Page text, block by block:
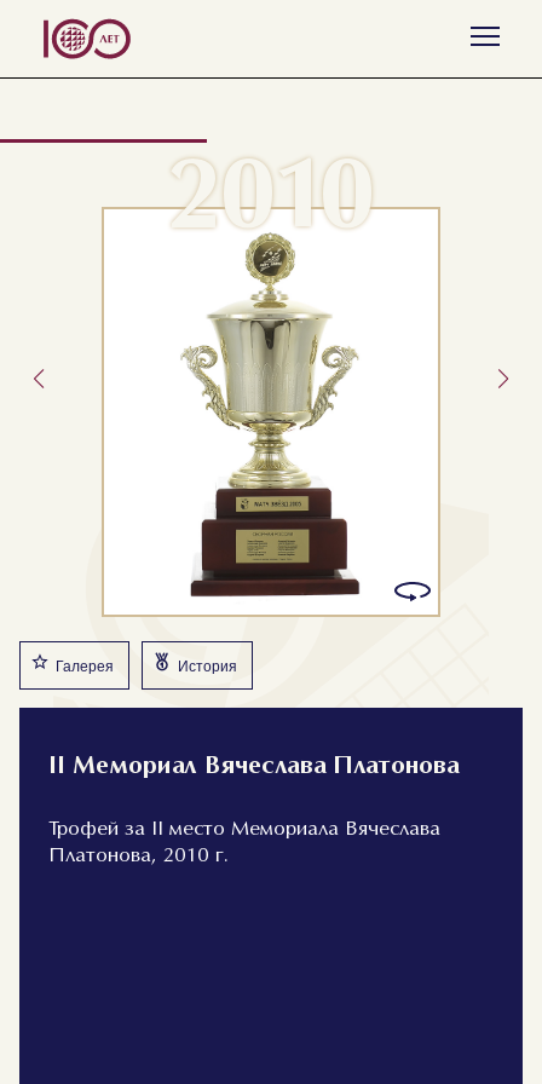
Галерея История
II Мемориал Вячеслава Платонова
Трофей за II место Мемориала Вячеслава
Платонова, 2010 г.
2010